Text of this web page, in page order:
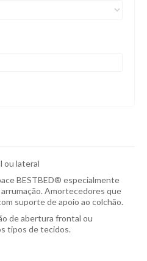
ou lateral
BESTBED® especialmente
Amortecedores que
suporte de apoio ao colchão.
de abertura frontal ou
tipos de tecidos.